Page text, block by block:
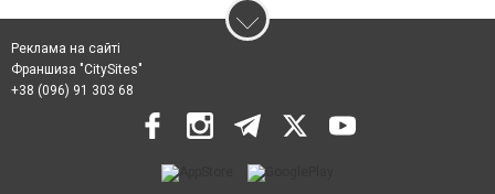
Реклама на сайті
Франшиза "CitySites"
+38 (096) 91 303 68